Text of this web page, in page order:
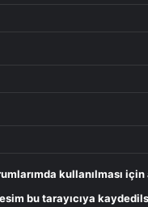
kullanılması için
bu tarayıcıya